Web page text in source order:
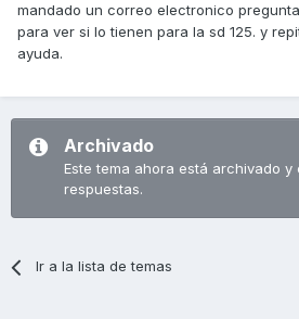
mandado un correo electronico
para ver si lo tienen para la sd 125. y
ayuda.
Archivado
Este tema ahora está archivado
respuestas.
Ir a la lista de temas